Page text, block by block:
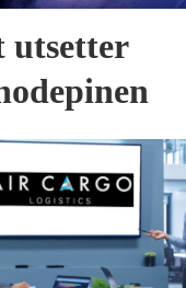
utsetter